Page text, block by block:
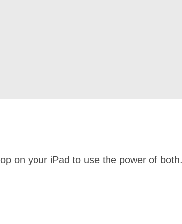
on your iPad to use the power of both.